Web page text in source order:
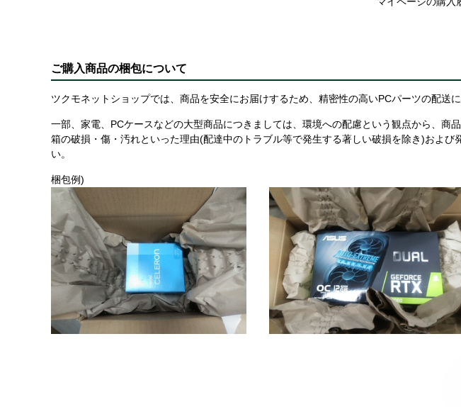
ご購入商品の梱包について
ツクモネットショップでは、商品を安全にお届けするため、精密性の高いPCパーツの配送
一部、家電、PCケースなどの大型商品につきましては、環境への配慮という観点から、
箱の破損・傷・汚れといった理由(配達中のトラブル等で発生する著しい破損を除き)およ
い。
梱包例)